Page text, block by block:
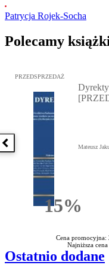
Patrycja Rojek-Socha
Polecamy
Poprzednia książka
Przejdź do: Dyrektywa
PRZEDSPRZEDAŻ
15%
Mateusz
Cena promocyjna:
Najniższa
Ostatnio dodane